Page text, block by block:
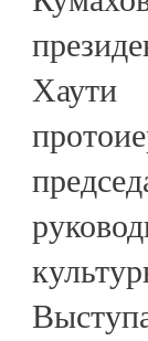
Хаути